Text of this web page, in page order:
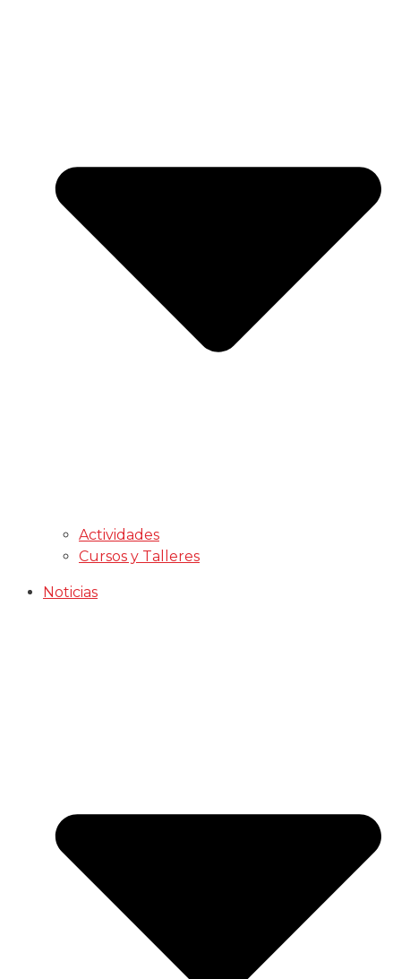
Actividades
Cursos y Talleres
Noticias